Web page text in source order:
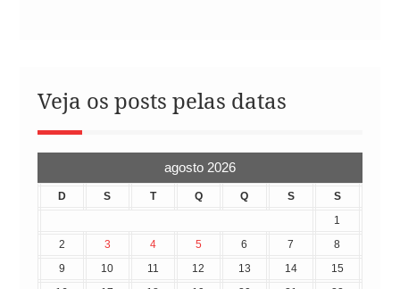
Veja os posts pelas datas
agosto 2026
D S T Q Q S
S
1
2
3 4 5 6 7
8
9
10 11 12 13 14
15